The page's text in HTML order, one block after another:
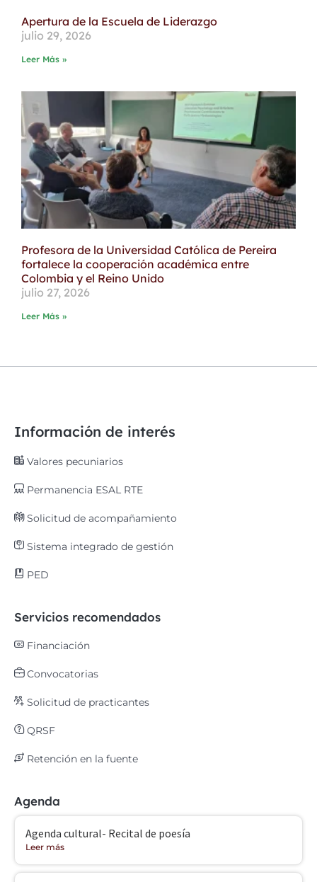
Apertura de la Escuela de Liderazgo
julio 29, 2026
Leer Más »
Profesora de la Universidad Católica de Pereira
fortalece la cooperación académica entre
Colombia y el Reino Unido
julio 27, 2026
Leer Más »
Información de interés
Valores pecuniarios
Permanencia ESAL RTE
Solicitud de acompañamiento
Sistema integrado de gestión
PED
Servicios recomendados
Financiación
Convocatorias
Solicitud de practicantes
QRSF
Retención en la fuente
Agenda
Agenda cultural- Recital de poesía
Leer más